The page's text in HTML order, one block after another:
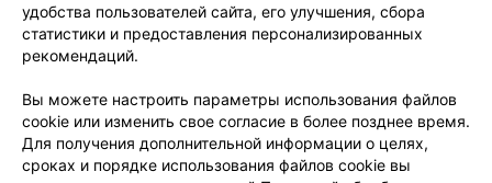
Написать руководителю 103.by
Обработка персональных данных
удобства пользователей сайта, его улучшения, сбора
статистики и предоставления персонализированных
рекомендаций.
Вы можете настроить параметры использования файлов
cookie или изменить свое согласие в более позднее время.
Для получения дополнительной информации о целях,
сроках и порядке использования файлов cookie вы